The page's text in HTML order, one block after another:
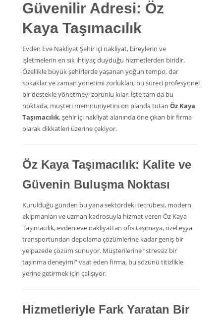
Güvenilir Adresi: Öz
Kaya Taşımacılık
Evden Eve Nakliyat Şehir içi nakliyat, bireylerin ve
işletmelerin en sık ihtiyaç duyduğu hizmetlerden biridir.
Özellikle büyük şehirlerde yaşanan yoğun tempo, dar
sokaklar ve zaman yönetimi zorlukları, bu süreci profesyonel
bir destekle yönetmeyi zorunlu kılar. İşte tam da bu
noktada, müşteri memnuniyetini ön planda tutan Öz Kaya
Taşımacılık, şehir içi nakliyat alanında öne çıkan bir firma
olarak dikkatleri üzerine çekiyor.
Öz Kaya Taşımacılık: Kalite ve
Güvenin Buluşma Noktası
Kurulduğu günden bu yana sektördeki tecrübesi, modern
ekipmanları ve uzman kadrosuyla hizmet veren Öz Kaya
Taşımacılık, evden eve nakliyattan ofis taşımaya, özel eşya
transportundan depolama çözümlerine kadar geniş bir
yelpazede çözüm sunuyor. Müşterilerine “stressiz bir
taşınma deneyimi” vaat eden firma, bu sözünü titizlikle
yerine getirmek için çalışıyor.
Hizmetleriyle Fark Yaratan Bir